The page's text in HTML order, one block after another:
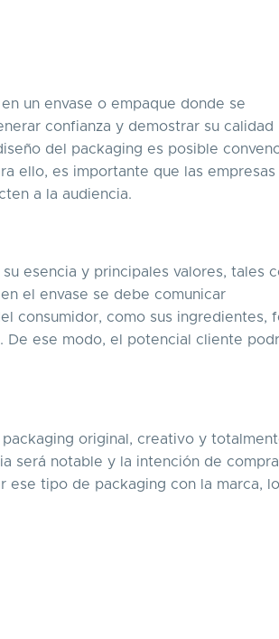
un envase o empaque donde se
confianza y demostrar su calidad
del packaging es posible
ello, es importante que las empresas
a la audiencia.
esencia y principales valores, tales
el envase se debe comunicar
consumidor, como sus ingredientes,
De ese modo, el potencial cliente
original, creativo y
será notable y la intención de compra
ese tipo de packaging con la marca, lo